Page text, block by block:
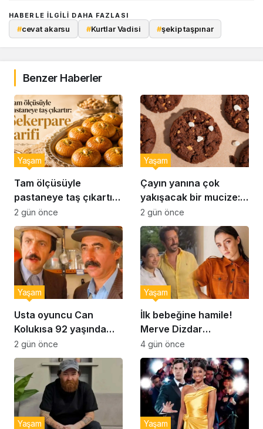
HABERLE ILGILI DAHA FAZLASI
#cevat akarsu #Kurtlar Vadisi #şekip taşpınar
Benzer Haberler
Tam ölçüsüyle
pastaneye taş çıkartır:
Şekerpare tarifi
Yaşam
2 gün önce
Çayın yanına çok
yakışacak bir mucize:
Brownie tadında ıslak
kurabiye tarifi…
Yaşam
2 gün önce
Usta oyuncu Can
Kolukısa 92 yaşında
hayatını kaybetti
Yaşam
2 gün önce
İlk bebeğine hamile!
Merve Dizdar
sessizliğini bozdu: ‘İsim
bulmak çok zor’
Yaşam
4 gün önce
Yaşam Yaşam